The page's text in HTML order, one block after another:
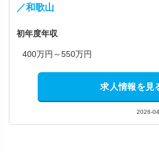
／和歌山
初年度年収
400万円～550万円
求人情報を見
2026-